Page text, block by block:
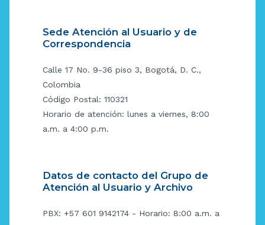
Sede Atención al Usuario y de
Correspondencia
Calle 17 No. 9-36 piso 3, Bogotá, D. C.,
Colombia
Código Postal: 110321
Horario de atención: lunes a viernes, 8:00
a.m. a 4:00 p.m.
Datos de contacto del Grupo de
Atención al Usuario y Archivo
PBX: +57 601 9142174 - Horario: 8:00 a.m. a